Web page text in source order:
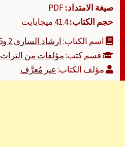
صيغة الامتداد:
حجم الكتاب:41.4 ميجابايت
اسم الكتاب:ارشاد السارى 2 و6
قسم كتب:مؤلفات من التراث
مؤلف الكتاب:غير مُعرَّف